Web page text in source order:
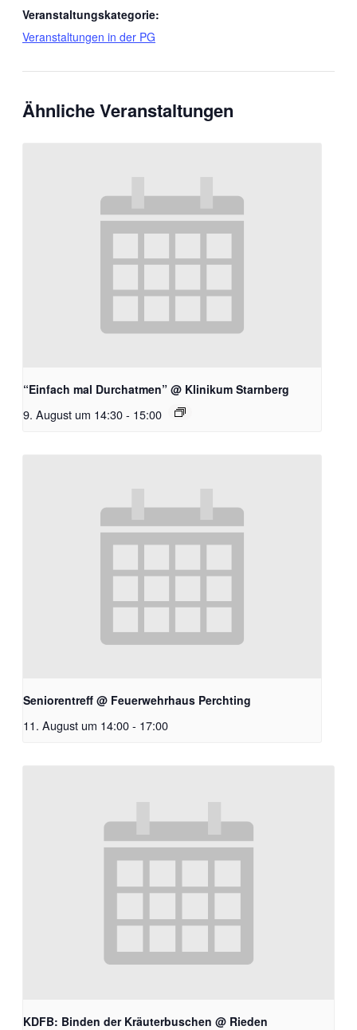
Veranstaltungskategorie:
Veranstaltungen in der PG
Ähnliche Veranstaltungen
“Einfach mal Durchatmen” @ Klinikum Starnberg
9. August um 14:30- 15:00
Seniorentreff @ Feuerwehrhaus Perchting
11. August um 14:00- 17:00
KDFB: Binden der Kräuterbuschen @ Rieden